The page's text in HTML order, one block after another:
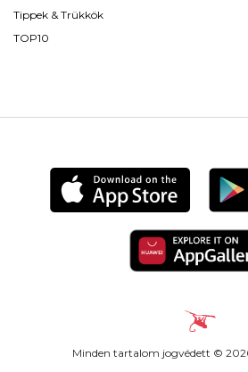
Tippek & Trükkök
TOP10
Minden tartalom jogvédett ©